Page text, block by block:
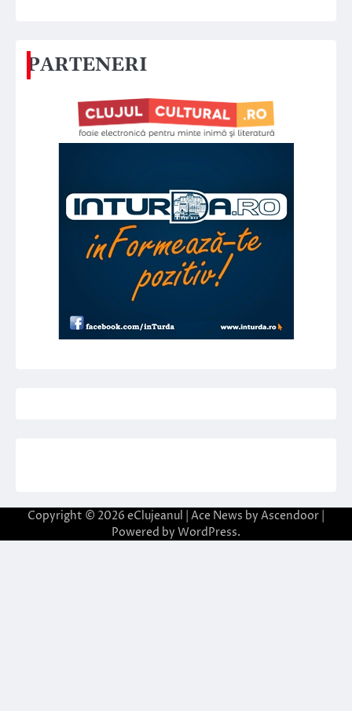
PARTENERI
Copyright © 2026 eClujeanul | Ace News by Ascendoor
Powered by WordPress.